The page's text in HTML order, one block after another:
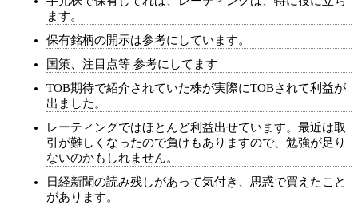
ます。
保有銘柄の開示は参考にしています。
国策、注目点等 参考にしてます
TOB期待で紹介されていた株が実際にTOBされて利益が
出ました。
レーティングではほとんど利益出せています。最近は取
引が難しくなったので負けもありますので、勉強が足り
ないのかもしれません。
日経新聞の読み残しがあって気付き、思惑で買えたこと
があります。